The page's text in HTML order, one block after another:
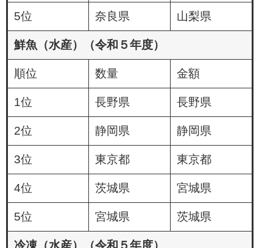
5位 奈良県 山梨県
鮮魚（水産）（令和５年度）
順位 数量 金額
1位 長野県 長野県
2位 静岡県 静岡県
3位 東京都 東京都
4位 茨城県 宮城県
5位 宮城県 茨城県
冷凍（水産）（令和５年度）